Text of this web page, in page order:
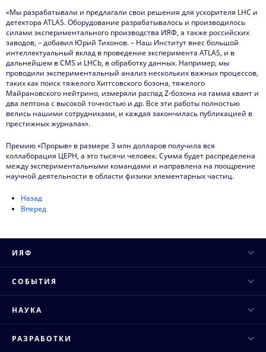
«Мы разрабатывали и предлагали свои решения для ускорителя LHC и
детектора ATLAS. Оборудование разрабатывалось и производилось
силами экспериментального производства ИЯФ, а также российских
заводов, – добавил Юрий Тихонов. – Наш Институт внес большой
интеллектуальный вклад в проведение эксперимента ATLAS, и в
дальнейшем в CMS и LHCb, в обработку данных. Например, мы
проводили экспериментальный анализ нескольких важных процессов,
таких как поиск тяжелого Хиггсовского бозона, тяжелого
Майрановского нейтрино, измеряли распад Z-бозона на гамма квант и
два лептона c высокой точностью и др. Все эти работы полностью
велись нашими сотрудниками, и каждая закончилась публикацией в
престижных журналах».
Премию «Прорыв» в размере 3 млн долларов получила вся
коллаборация ЦЕРН, а это тысячи человек. Сумма будет распределена
между экспериментальными командами и направлена на поощрение
научной деятельности в области физики элементарных частиц.
Назад
Вперед
ИЯФ
Структура института
СОБЫТИЯ
Научные сессии и совещания
НАУКА
РАЗРАБОТКИ